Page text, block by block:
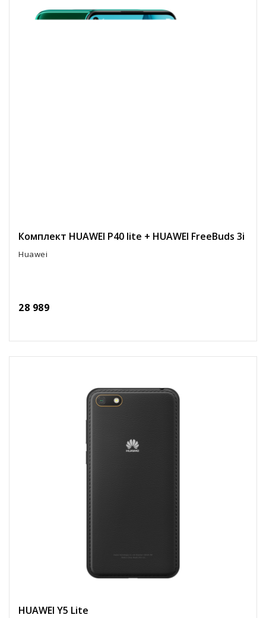
Комплект HUAWEI P40 lite + HUAWEI FreeBuds 3i
Huawei
28 989
HUAWEI Y5 Lite